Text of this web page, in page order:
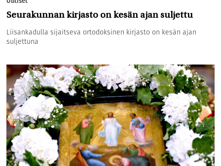
Seurakunnan kirjasto on kesän ajan suljettu
Liisankadulla sijaitseva ortodoksinen kirjasto on kesän ajan
suljettuna